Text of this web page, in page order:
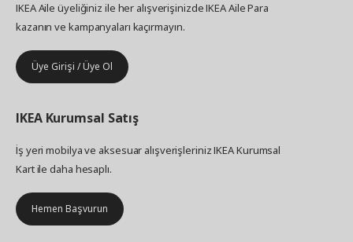
IKEA Aile üyeliğiniz ile her alışverişinizde IKEA Aile Para
kazanın ve kampanyaları kaçırmayın.
Üye Girişi / Üye Ol
IKEA Kurumsal Satış
İş yeri mobilya ve aksesuar alışverişleriniz IKEA Kurumsal
Kart ile daha hesaplı.
Hemen Başvurun